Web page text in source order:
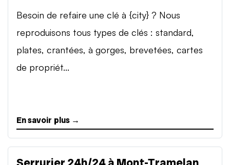
Besoin de refaire une clé à {city} ? Nous
reproduisons tous types de clés : standard,
plates, crantées, à gorges, brevetées, cartes
de propriét...
En savoir plus →